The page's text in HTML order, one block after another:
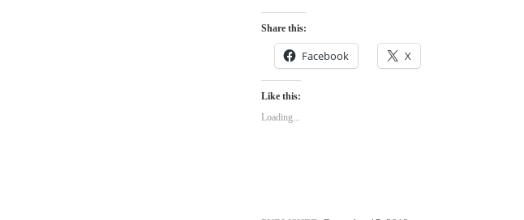
Share this:
Facebook X
Like this:
Loading...